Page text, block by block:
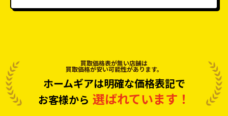
買取価格表が無い店舗は
買取価格が安い可能性があります。
ホームギアは明確な価格表記で
お客様から 選ばれています！